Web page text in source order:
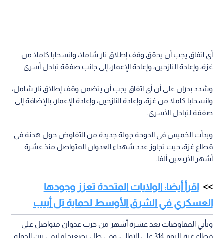
أي اتفاق يجب أن يحقق وقف إطلاق نار شاملا، وانسحابا كاملا من
غزة، وإعادة النازحين، وإعادة الإعمار، إلى جانب صفقة تبادل أسرى
وشدد بدران على أن أي اتفاق يجب أن يتضمن وقف إطلاق نار شامل،
وانسحابا كاملا من غزة، وإعادة النازحين، وإعادة الإعمار، بالإضافة إلى
صفقة لتبادل الأسرى.
وبدأت الخميس في الدوحة جولة جديدة من التفاوض حول هدنة في
قطاع غزة، حيث تجاوز عدد شهداء العدوان المتواصل منذ عشرة
أشهر الأربعين ألفا.
اقرأ أيضا: الولايات المتحدة تعزز وجودها
العسكري في الشرق الأوسط لحماية تل أبيب
وتأتي المفاوضات بعد عشرة أشهر من حرب عدوان متواصل على
قطاع غزة لليوم 314 على التوالي، وفي ظل تصعيد إقليمي بين الدولة